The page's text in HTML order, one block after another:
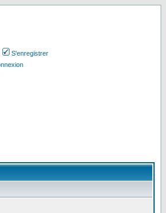
S'enregistrer